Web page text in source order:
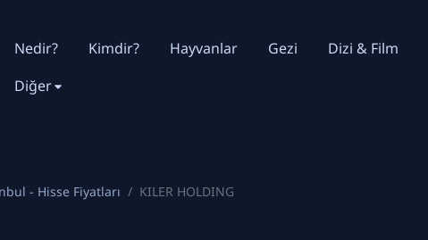
Nedir? Kimdir? Hayvanlar Gezi Dizi & Film
Diğer
- Hisse Fiyatları KILER HOLDING